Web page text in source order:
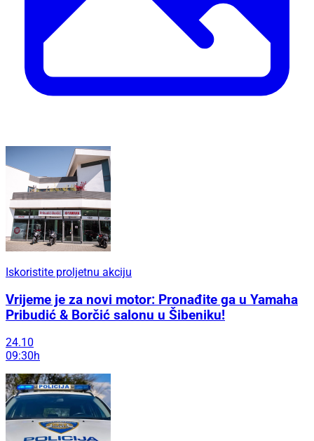
Iskoristite proljetnu akciju
Vrijeme je za novi motor: Pronađite ga u Yamaha
Pribudić & Borčić salonu u Šibeniku!
24.10
09:30h